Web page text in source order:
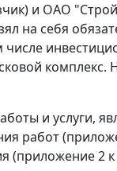
и ОАО
на себя
комплекс.
и услуги,
работ
2